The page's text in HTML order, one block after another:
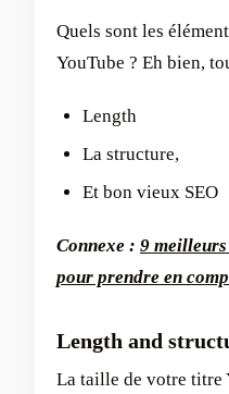
Quels sont les
YouTube ? Eh bien,
Length
La structure,
Et bon vieux SEO
Connexe : 9 meilleurs
pour prendre en
Length and
La taille de votre titre